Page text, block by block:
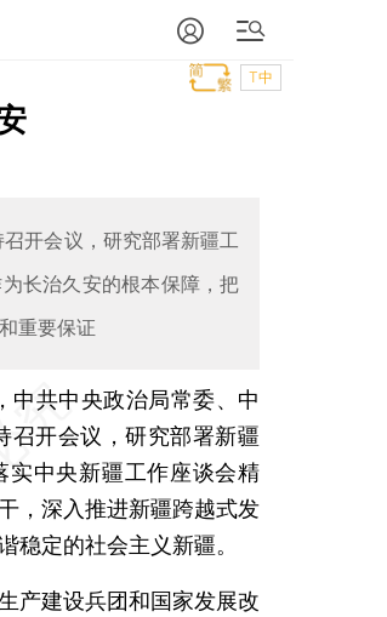
T中
开会议，研究部署新疆工
长治久安的根本保障，把
重要保证
共中央政治局常委、中
召开会议，研究部署新疆
实中央新疆工作座谈会精
，深入推进新疆跨越式发
稳定的社会主义新疆。
建设兵团和国家发展改